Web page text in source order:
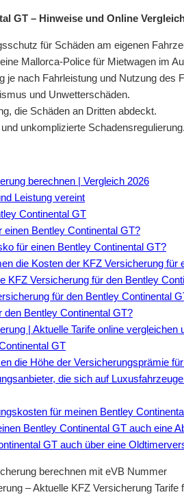
GT – Hinweise und Online
für Schäden am eigenen
Mallorca-Police für Mietwagen im
je nach Fahrleistung und Nutzung des
und Unwetterschäden.
die Schäden an Dritten abdeckt.
unkomplizierte Schadensregulierung.
berechnen | Vergleich 2026
Leistung vereint
Continental GT
Bentley Continental GT?
für einen Bentley Continental GT?
die Kosten der KFZ Versicherung für
KFZ Versicherung für den Bentley
für den Bentley Continental
Bentley Continental GT?
| Aktuelle Tarife online vergleichen
GT
die Höhe der Versicherungsprämie
die sich auf
für meinen Bentley
Bentley Continental GT auch eine
GT auch über eine
– Aktuelle KFZ Versicherung